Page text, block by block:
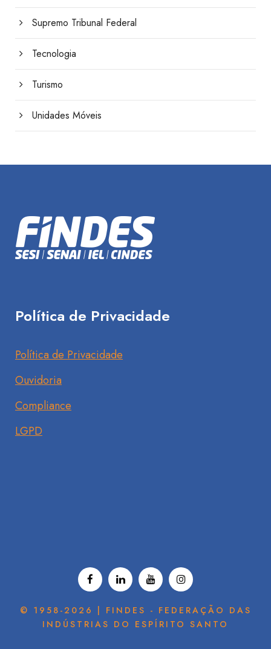
Supremo Tribunal Federal
Tecnologia
Turismo
Unidades Móveis
Política de Privacidade
Política de Privacidade
Ouvidoria
Compliance
LGPD
© 1958-2026 | FINDES - FEDERAÇÃO DAS
INDÚSTRIAS DO ESPÍRITO SANTO